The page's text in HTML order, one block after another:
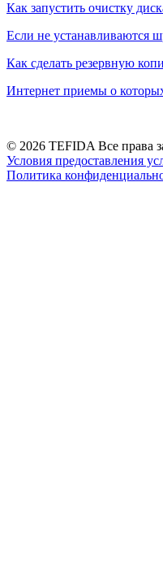
Как запустить очистку
Если не устанавливаются
Как сделать резервную
Интернет приемы о
© 2026 TEFIDA Все права
Условия предоставления
Политика